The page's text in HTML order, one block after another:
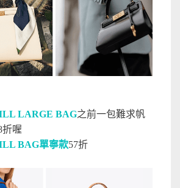
LARGE BAG之前一包難求帆
折喔
BAG單寧款57折